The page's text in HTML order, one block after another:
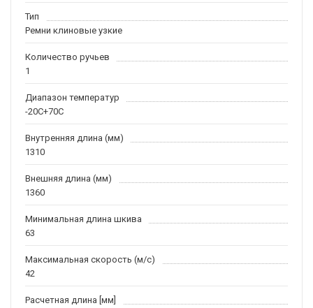
Тип
Ремни клиновые узкие
Количество ручьев
1
Диапазон температур
-20С+70С
Внутренняя длина (мм)
1310
Внешняя длина (мм)
1360
Минимальная длина шкива
63
Максимальная скорость (м/c)
42
Расчетная длина [мм]